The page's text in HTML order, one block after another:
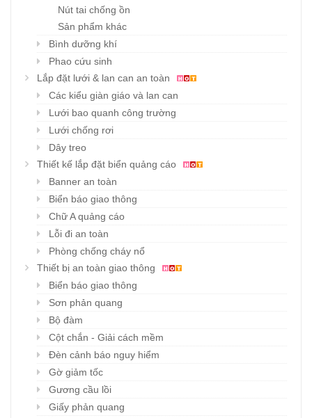
Nút tai chống ồn
Sản phẩm khác
Bình dưỡng khí
Phao cứu sinh
Lắp đặt lưới & lan can an toàn
Các kiểu giàn giáo và lan can
Lưới bao quanh công trường
Lưới chống rơi
Dây treo
Thiết kế lắp đặt biển quảng cáo
Banner an toàn
Biển báo giao thông
Chữ A quảng cáo
Lỗi đi an toàn
Phòng chống cháy nổ
Thiết bị an toàn giao thông
Biển báo giao thông
Sơn phản quang
Bộ đàm
Cột chắn - Giải cách mềm
Đèn cảnh báo nguy hiểm
Gờ giảm tốc
Gương cầu lồi
Giấy phản quang